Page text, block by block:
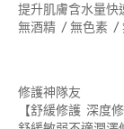
提升肌膚含水量快
無酒精 / 無色素 /
修護神隊友
【舒緩修護 深度